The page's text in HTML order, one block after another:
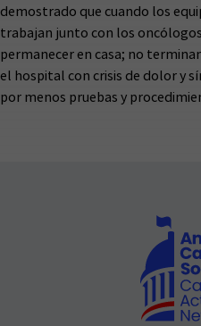
demostrado que cuando los
trabajan junto con los
permanecer en casa; no
el hospital con crisis de dolor y
por menos pruebas y